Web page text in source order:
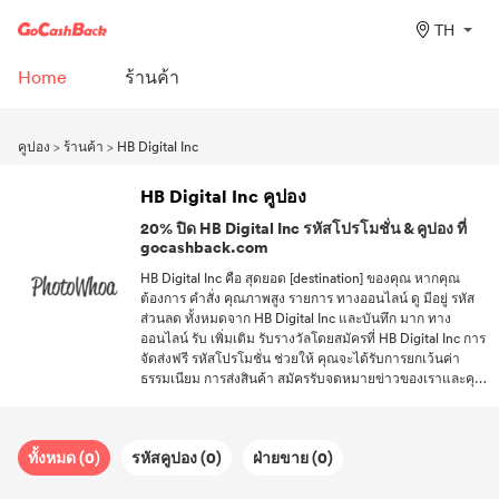
TH
Home ร้านค้า
คูปอง > ร้านค้า > HB Digital Inc
HB Digital Inc คูปอง
20% ปิด HB Digital Inc รหัสโปรโมชั่น & คูปอง ที่
gocashback.com
HB Digital Inc คือ สุดยอด [destination] ของคุณ หากคุณ
ต้องการ คำสั่ง คุณภาพสูง รายการ ทางออนไลน์ ดู มีอยู่ รหัส
ส่วนลด ทั้งหมดจาก HB Digital Inc และบันทึก มาก ทาง
ออนไลน์ รับ เพิ่มเติม รับรางวัลโดยสมัครที่ HB Digital Inc การ
จัดส่งฟรี รหัสโปรโมชั่น ช่วยให้ คุณจะได้รับการยกเว้นค่า
ธรรมเนียม การส่งสินค้า สมัครรับจดหมายข่าวของเราและคุณ
ทั้งหมด (0) รหัสคูปอง (0) ฝ่ายขาย (0)